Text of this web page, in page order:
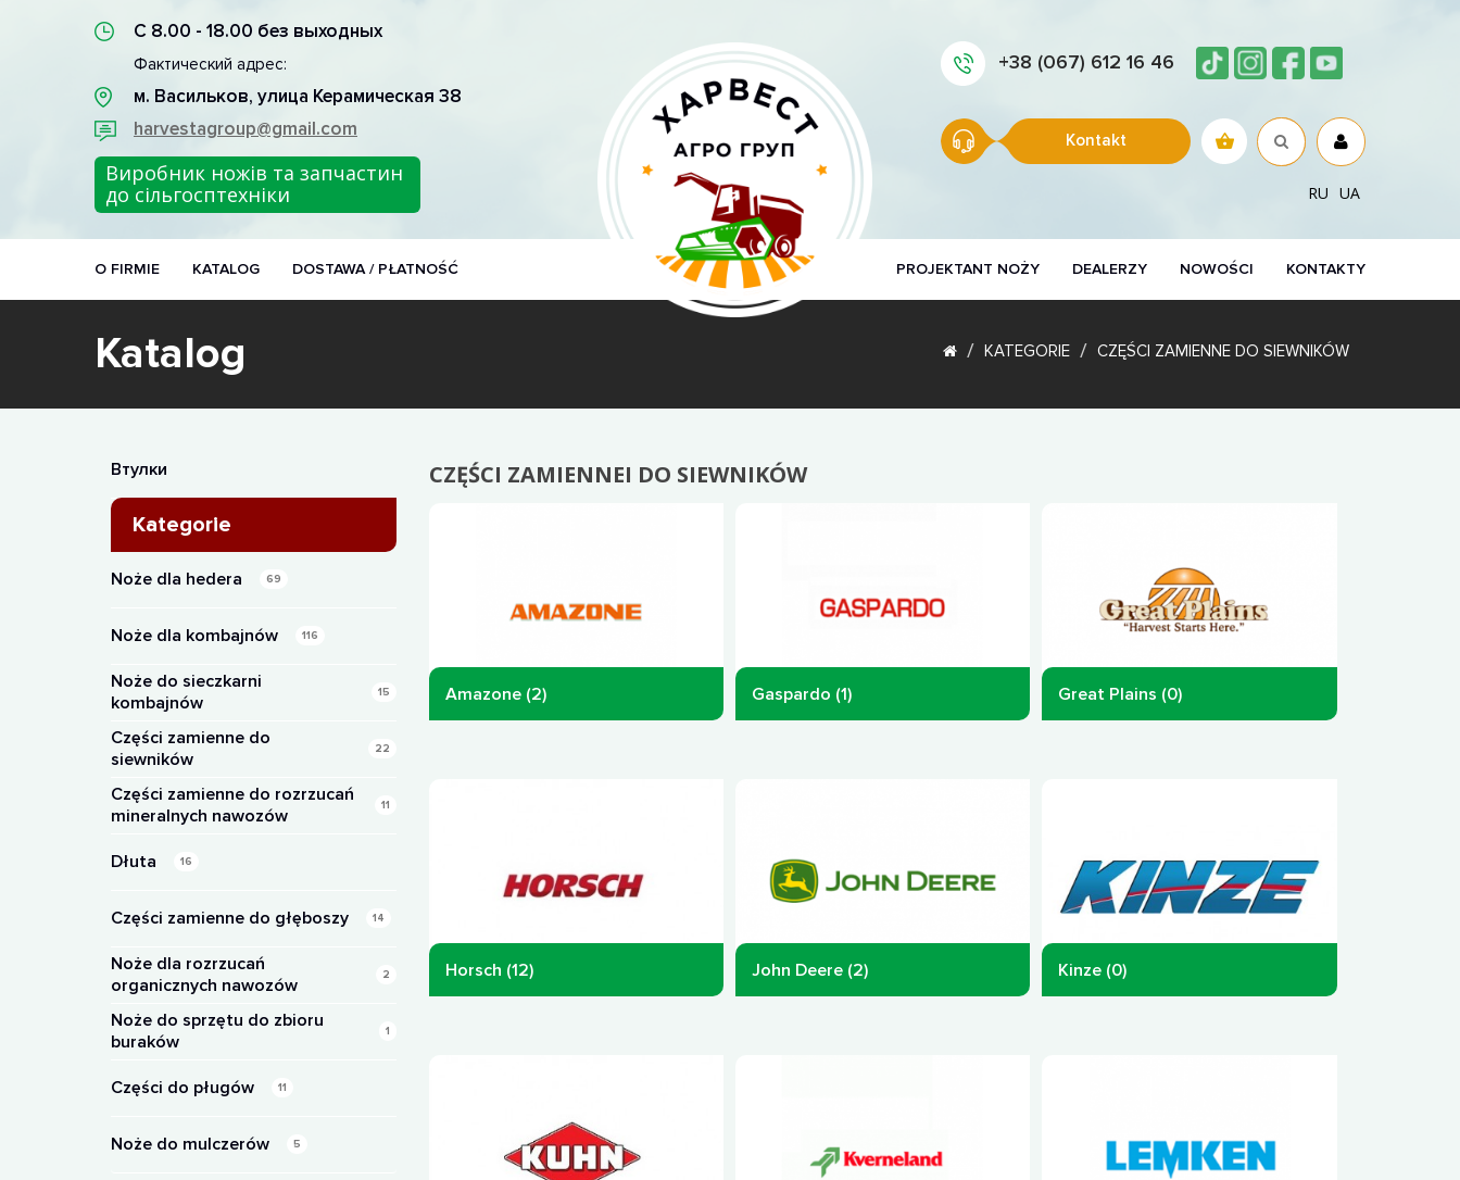
С 8.00 - 18.00 без выходных
Фактический адрес:
м. Васильков, улица Керамическая 38
harvestagroup@gmail.com
Виробник ножів та запчастин
до сільгосптехніки
+38 (067) 612 16 46
Kontakt
RU UA
O FIRMIE KATALOG DOSTAWA / PŁATNOŚĆ PROJEKTANT NOŻY DEALERZY NOWOŚCI KONTAKTY
Katalog KATEGORIE CZĘŚCI ZAMIENNE DO SIEWNIKÓW
Втулки
Kategorie
Noże dla hedera 69
Noże dla kombajnów 116
Noże do sieczkarni
kombajnów
15
Części zamienne do
siewników
22
Części zamienne do rozrzucań
mineralnych nawozów
11
Dłuta 16
Części zamienne do głęboszy 14
Noże dla rozrzucań
organicznych nawozów
2
Noże do sprzętu do zbioru
buraków
1
Części do pługów 11
Noże do mulczerów 5
CZĘŚCI ZAMIENNEI DO SIEWNIKÓW
Amazone (2) Gaspardo (1) Great Plains (0)
Horsch (12) John Deere (2) Kinze (0)